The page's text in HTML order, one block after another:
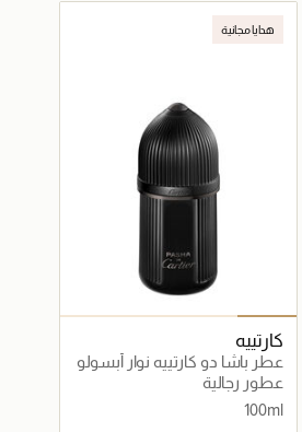
هدايا مجانية
كارتييه
عطر باشا دو كارتييه نوار أبسولو
عطور رجالية
100ml